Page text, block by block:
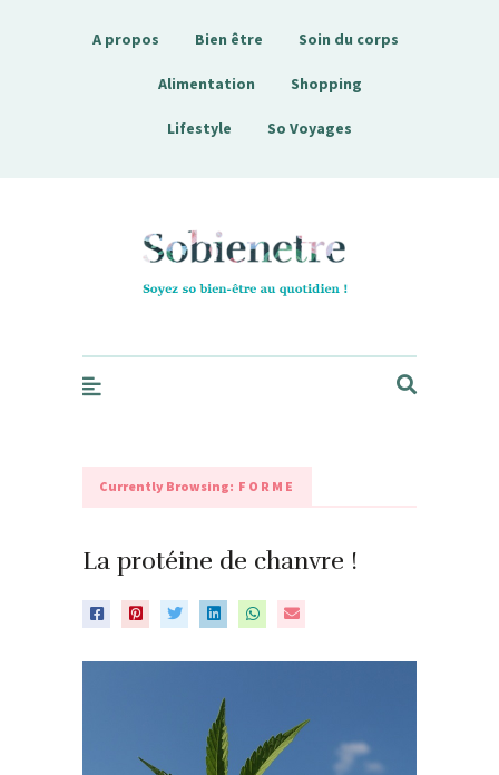
A propos Bien être Soin du corps
Alimentation Shopping
Lifestyle So Voyages
Sobienetre
Currently Browsing: FORME
La protéine de chanvre !